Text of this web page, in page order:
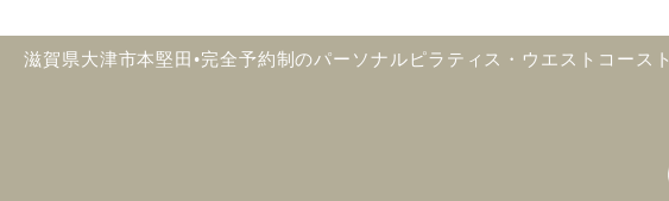
滋賀県大津市本堅田•完全予約制のパーソナルピラティス・ウエストコースト